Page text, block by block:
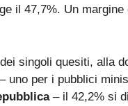
il 47,7%. Un
singoli quesiti, alla
uno per i pubblici
– il 42,2% si